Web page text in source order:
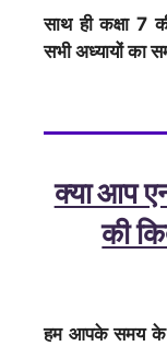
साथ ही कक्षा 7
सभी अध्यायों का
क्या आप
की
हम आपके समय के